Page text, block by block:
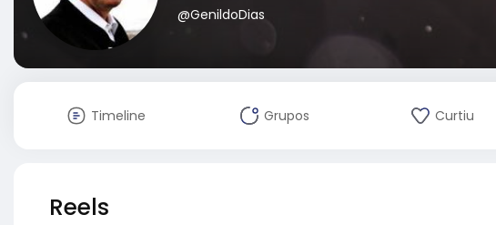
@GenildoDias
Timeline Grupos Curtiu
Reels